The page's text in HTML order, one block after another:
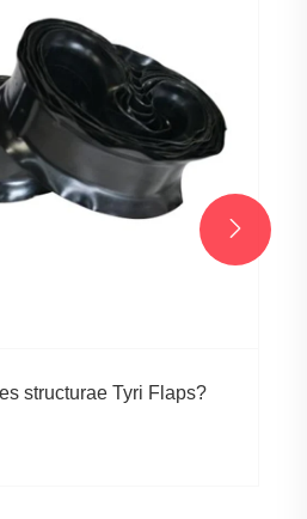
structurae Tyri Flaps?
